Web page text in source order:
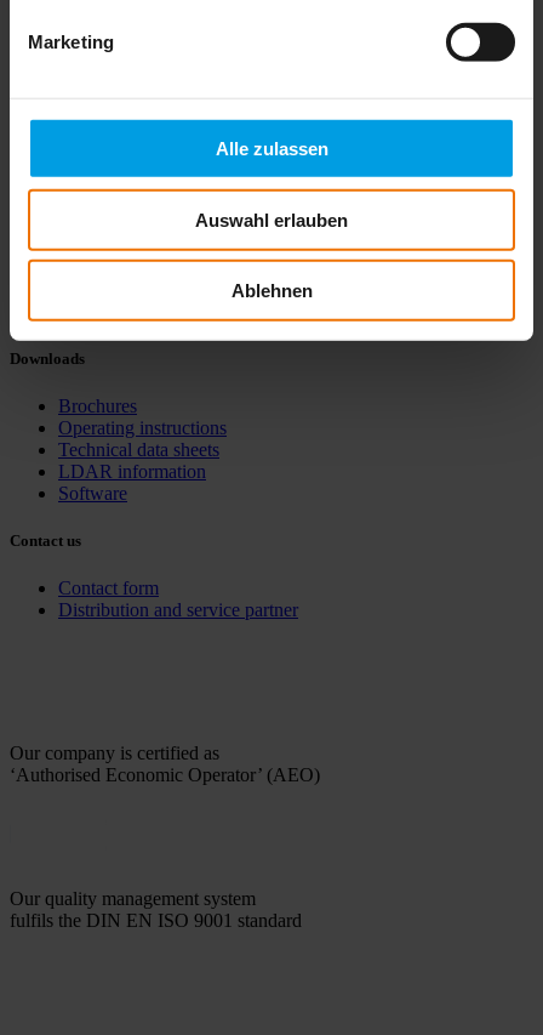
Marketing
Alle zulassen
Auswahl erlauben
Ablehnen
Products
Gas
Bio & process gas
Downloads
Brochures
Operating instructions
Technical data sheets
LDAR information
Software
Contact us
Contact form
Distribution and service partner
Our company is certified as
‘Authorised Economic Operator’ (AEO)
Our quality management system
fulfils the DIN EN ISO 9001 standard